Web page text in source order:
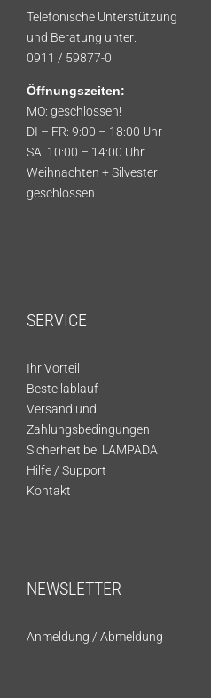
Telefonische Unterstützung
und Beratung unter:
0911 / 59877-0
Öffnungszeiten:
MO: geschlossen!
DI – FR: 9:00 – 18:00 Uhr
SA: 10:00 – 14:00 Uhr
Weihnachten + Silvester
geschlossen
SERVICE
Ihr Vorteil
Bestellablauf
Versand und
Zahlungsbedingungen
Sicherheit bei LAMPADA
Hilfe / Support
Kontakt
NEWSLETTER
Anmeldung / Abmeldung